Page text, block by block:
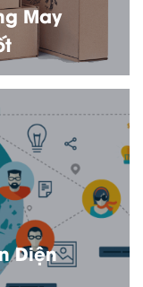
May
Diện